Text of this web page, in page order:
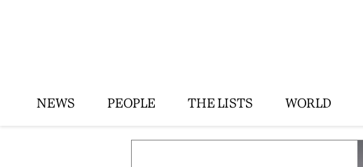
NEWS PEOPLE THE LISTS WORLD